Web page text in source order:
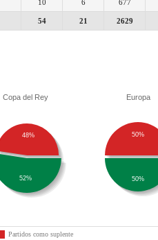
10 6 677
54 21 2629
Copa del Rey
52%
48%
Europa
50%
50%
Partidos como suplente